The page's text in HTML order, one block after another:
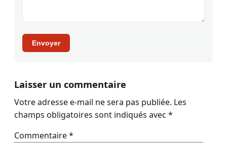
Envoyer
Laisser un commentaire
Votre adresse e-mail ne sera pas publiée. Les
champs obligatoires sont indiqués avec *
Commentaire*